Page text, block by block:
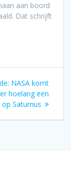
aan boord
Dat schrijft
Volgend
bericht:
NASA komt
hoelang een
Saturnus